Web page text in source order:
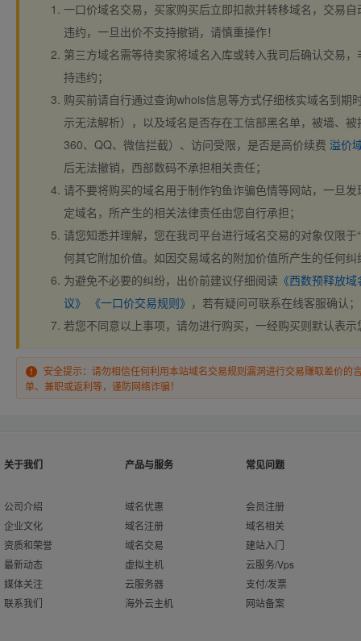
一口价域名交易，买家购买后立即扣款并转移域名，交易
违约，一旦出价不支持撤销，请慎重操作！
第三方域名需等待卖家将域名入库或转入我司后确认交易
持违约；
购买前请自行通过查询whois信息等方式仔细核实域名到期
示无法解析），以及域名是否存在工信部黑名单，被墙、
360、QQ、微信拦截）、访问受限，是否是高价续费 溢价
后无法撤销，西部数码不承担相关责任；
请不要将购买的域名用于制作钓鱼诈骗色情等网站，一旦
定域名，所产生的相关法律责任由您自行承担；
请您知悉并理解，您在我司平台进行域名交易的对象仅限于
何其它附加价值。如因交易域名的附加价值所产生的任何
为避免不必要的纠纷，出价前建议仔细阅读 《西数预释放
议》
《一口价交易规则》 ，若有疑问可联系在线客服确认；
若您不同意以上事项，请勿进行购买，一经购买则默认表
安全提示：请勿相信任何利用本站域名交易规则漏洞进行交易赚取差价的
单、兼职或返利等，谨防网络诈骗！
关于我们
公司介绍
企业文化
资质和荣誉
最新动态
媒体关注
联系我们
产品与服务
域名优惠
域名注册
域名交易
虚拟主机
云服务器
海外云主机
常见问题
会员注册
域名相关
建站入门
云服务/Vps
支付/发票
网站备案